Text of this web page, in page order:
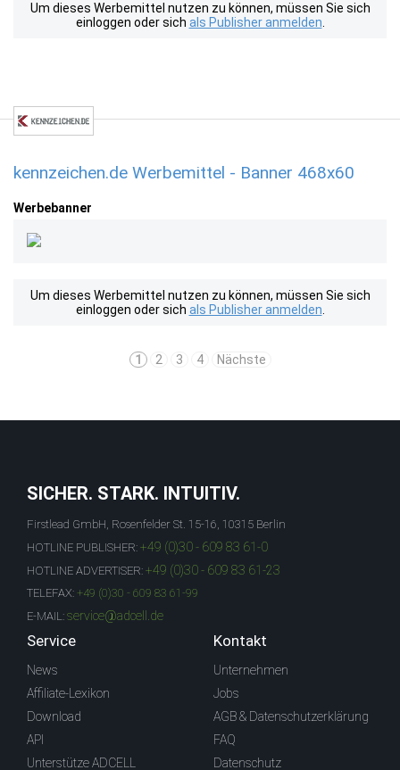
Um dieses Werbemittel nutzen zu können, müssen Sie sich
einloggen oder sich als Publisher anmelden
kennzeichen.de Werbemittel - Banner 468x60
Werbebanner
Um dieses Werbemittel nutzen zu können, müssen Sie sich
einloggen oder sich als Publisher anmelden
1 2 3 4 Nächste
SICHER. STARK. INTUITIV.
Firstlead GmbH, Rosenfelder St. 15-16, 10315 Berlin
HOTLINE PUBLISHER: +49 (0)30 - 609 83 61-0
HOTLINE ADVERTISER: +49 (0)30 - 609 83 61-23
TELEFAX: +49 (0)30 - 609 83 61-99
E-MAIL: service@adcell.de
Service
News
Affiliate-Lexikon
Download
API
Unterstütze ADCELL
Kontakt
Unternehmen
Jobs
AGB & Datenschutzerklärung
FAQ
Datenschutz